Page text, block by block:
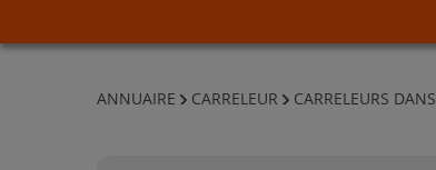
ANNUAIRE CARRELEUR CARRELEURS